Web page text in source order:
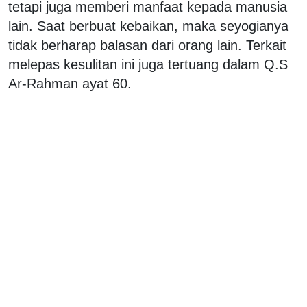
tetapi juga memberi manfaat kepada manusia
lain. Saat berbuat kebaikan, maka seyogianya
tidak berharap balasan dari orang lain. Terkait
melepas kesulitan ini juga tertuang dalam Q.S
Ar-Rahman ayat 60.